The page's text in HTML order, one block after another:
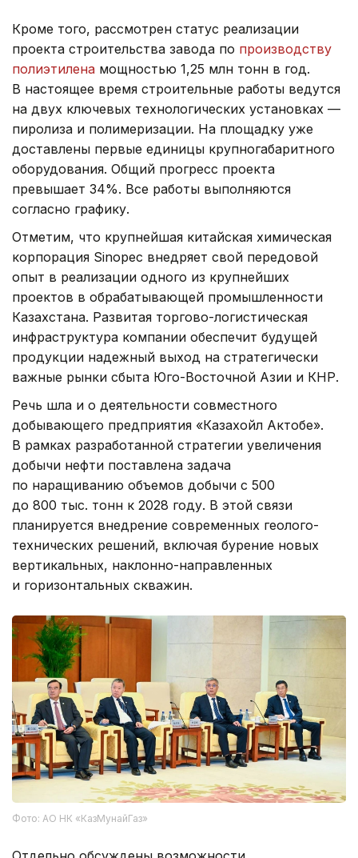
Кроме того, рассмотрен статус реализации
проекта строительства завода по производству
полиэтилена мощностью 1,25 млн тонн в год.
В настоящее время строительные работы ведутся
на двух ключевых технологических установках —
пиролиза и полимеризации. На площадку уже
доставлены первые единицы крупногабаритного
оборудования. Общий прогресс проекта
превышает 34%. Все работы выполняются
согласно графику.
Отметим, что крупнейшая китайская химическая
корпорация Sinopec внедряет свой передовой
опыт в реализации одного из крупнейших
проектов в обрабатывающей промышленности
Казахстана. Развитая торгово-логистическая
инфраструктура компании обеспечит будущей
продукции надежный выход на стратегически
важные рынки сбыта Юго-Восточной Азии и КНР.
Речь шла и о деятельности совместного
добывающего предприятия «Казахойл Актобе».
В рамках разработанной стратегии увеличения
добычи нефти поставлена задача
по наращиванию объемов добычи с 500
до 800 тыс. тонн к 2028 году. В этой связи
планируется внедрение современных геолого-
технических решений, включая бурение новых
вертикальных, наклонно-направленных
и горизонтальных скважин.
Фото: АО НК «КазМунайГаз»